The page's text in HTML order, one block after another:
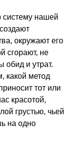
систему нашей
окружают его
сгорают, не
обид и утрат.
какой метод
тот или
красотой,
грустью, чьей
на одно